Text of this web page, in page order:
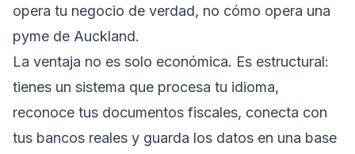
opera tu negocio de verdad, no cómo opera una
pyme de Auckland.
La ventaja no es solo económica. Es estructural:
tienes un sistema que procesa tu idioma,
reconoce tus documentos fiscales, conecta con
tus bancos reales y guarda los datos en una base